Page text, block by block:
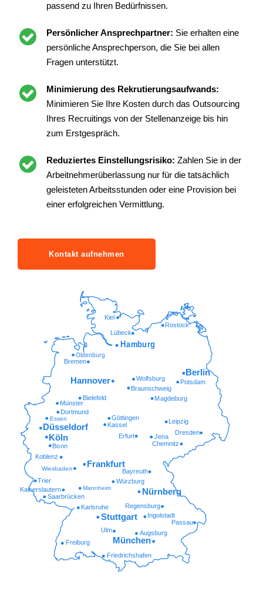
passend zu Ihren Bedürfnissen.
Persönlicher Ansprechpartner: Sie erhalten eine
persönliche Ansprechperson, die Sie bei allen
Fragen unterstützt.
Minimierung des Rekrutierungsaufwands:
Minimieren Sie Ihre Kosten durch das Outsourcing
Ihres Recruitings von der Stellenanzeige bis hin
zum Erstgespräch.
Reduziertes Einstellungsrisiko: Zahlen Sie in der
Arbeitnehmerüberlassung nur für die tatsächlich
geleisteten Arbeitsstunden oder eine Provision bei
einer erfolgreichen Vermittlung.
Kontakt aufnehmen
Friedrichshafen
Freiburg
Augsburg
Ulm
Passau
Ingolstadt
Regensburg
Karlsruhe
Saarbrücken
Kaiserslautern Mannheim
Würzburg
Trier
Wiesbaden Bayreuth
Koblenz
Chemnitz
Bonn
Erfurt Jena
Dresden
Kassel
Göttingen
Essen
Dortmund
Münster
Magdeburg
Bielefeld
Braunschweig
Potsdam
Wolfsburg
Oldenburg
Lübeck
Rostock
Kiel
München
Stuttgart
Nürnberg
Frankfurt
Köln
Düsseldorf
Leipzig
Hannover
Berlin
Bremen
Hamburg